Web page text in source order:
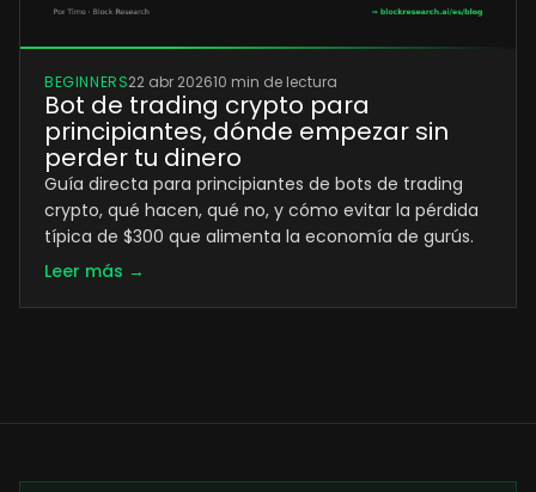
BEGINNERS22 abr 202610 min de lectura
Bot de trading crypto para
principiantes, dónde empezar sin
perder tu dinero
Guía directa para principiantes de bots de trading
crypto, qué hacen, qué no, y cómo evitar la pérdida
típica de $300 que alimenta la economía de gurús.
Leer más →